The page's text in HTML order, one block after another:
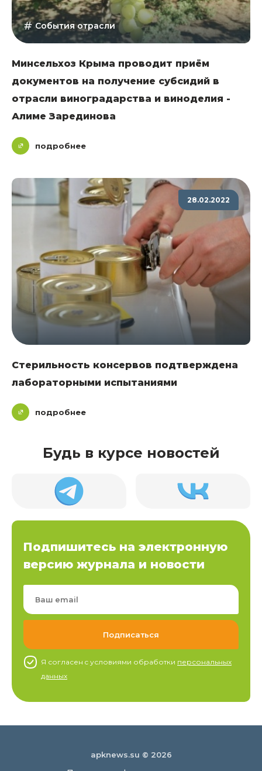
События отрасли
Минсельхоз Крыма проводит приём
документов на получение субсидий в
отрасли виноградарства и виноделия -
Алиме Зарединова
подробнее
28.02.2022
Стерильность консервов подтверждена
лабораторными испытаниями
подробнее
Будь в курсе новостей
Подпишитесь на электронную
версию журнала и новости
Я согласен c условиями обработки персональных
данных
apknews.su © 2026